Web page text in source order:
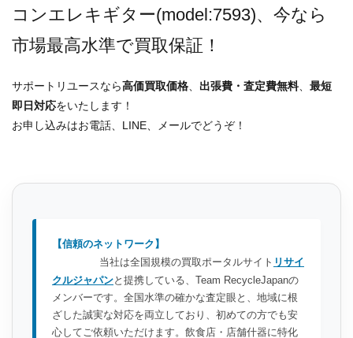
コンエレキギター(model:7593)、今なら
市場最高水準で買取保証！
サポートリユースなら高価買取価格 出張費・査定費無料、 最短
即日対応をいたします！
お申し込みはお電話、LINE、メールでどうぞ！
【信頼のネットワーク】
当社は全国規模の買取ポータルサイト リサイ
クルジャパンと提携している、Team RecycleJapanの
メンバーです。全国水準の確かな査定眼と、地域に根
ざした誠実な対応を両立しており、初めての方でも安
心してご依頼いただけます。飲食店・店舗什器に特化